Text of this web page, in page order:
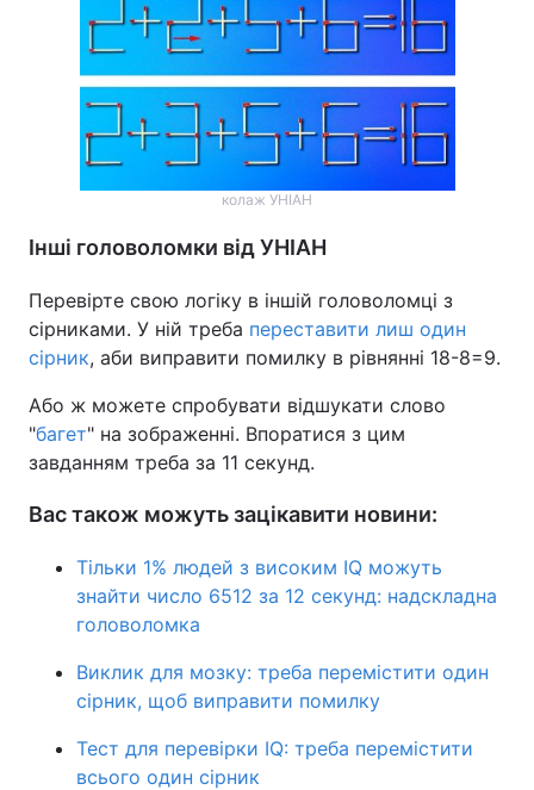
колаж УНІАН
Інші головоломки від УНІАН
Перевірте свою логіку в іншій головоломці з
сірниками. У ній треба переставити лиш один
сірник, аби виправити помилку в рівнянні 18-8=9.
Або ж можете спробувати відшукати слово
"багет" на зображенні. Впоратися з цим
завданням треба за 11 секунд.
Вас також можуть зацікавити новини:
Тільки 1% людей з високим IQ можуть
знайти число 6512 за 12 секунд: надскладна
головоломка
Виклик для мозку: треба перемістити один
сірник, щоб виправити помилку
Тест для перевірки IQ: треба перемістити
всього один сірник